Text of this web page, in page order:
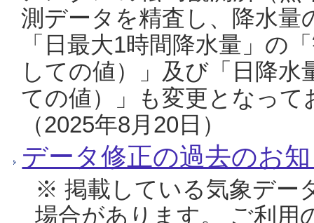
測データを精査し、降水
「日最大1時間降水量」の
しての値）」及び「日降
ての値）」も変更となっ
（2025年8月20日）
データ修正の過去のお
※ 掲載している気象デー
場合があります。 ご利用